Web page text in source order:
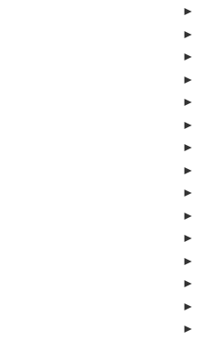
►
►
►
►
►
►
►
►
►
►
►
►
►
►
►